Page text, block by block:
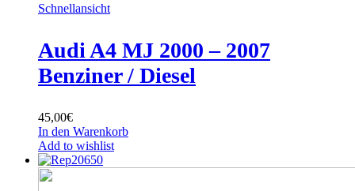
Schnellansicht
Audi A4 MJ 2000 – 2007
Benziner / Diesel
45,00€
In den Warenkorb
Add to wishlist